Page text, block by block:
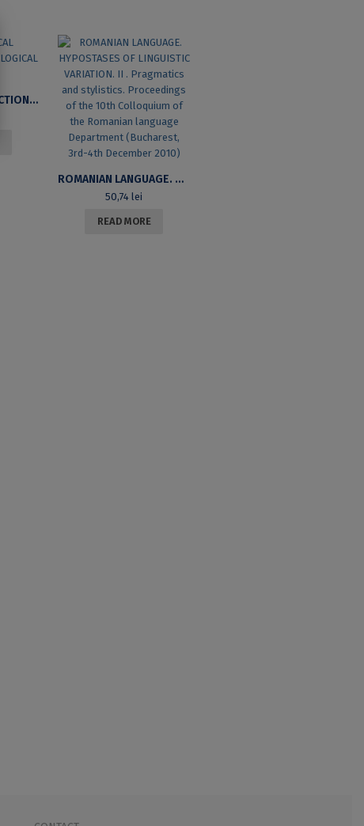
ETYMOLOGICAL DICTIONARY OF NEOLOGICAL ANTONYMS
ROMANIAN LANGUAGE. HYPOSTASES OF LINGUISTIC VARIATION. II . PRAGMATICS AND STYLISTICS. PROCEEDINGS OF THE 10TH COLLOQUIUM OF THE ROMANIAN LANGUAGE DEPARTMENT (BUCHAREST, 3RD-4TH DECEMBER 2010)
50,74lei
READ MORE